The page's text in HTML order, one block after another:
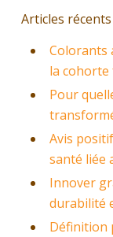
Articles récents
Colorants
la
Pour
Avis
santé liée
Innover
durabilité
Définition